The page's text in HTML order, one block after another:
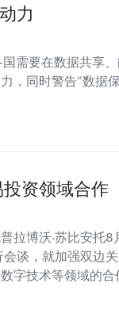
力
需要在数据共享
，同时警告“数据
资领域合作
拉博沃·苏比安托8
谈，就加强双边
字技术等领域的合